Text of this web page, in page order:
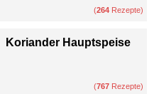
(264 Rezepte)
Koriander Hauptspeise
(767 Rezepte)